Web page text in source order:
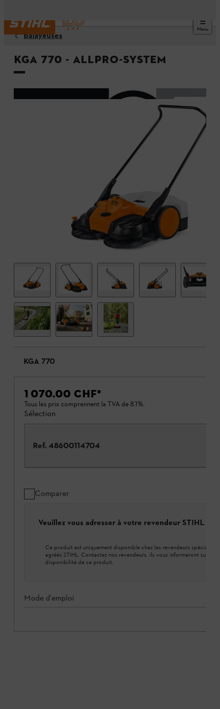
Menu
Balayeuses
KGA 770 - ALLPRO-System
KGA 770
1 070.00 CHF*
Tous les prix comprennent la TVA de 8.1%.
Sélection
Ref. 48600114704
Comparer
Veuillez vous adresser à votre revendeur STIHL
Ce produit est uniquement disponible chez les revendeurs spécialisés
agréés STIHL. Contactez nos revendeurs, ils vous informeront sur la
disponibilité de ce produit.
Mode d'emploi